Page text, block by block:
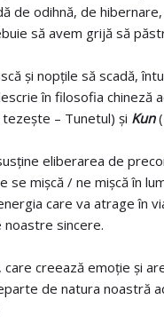
de odihnă, de
să avem grijă să
și nopțile să scadă,
în filosofia chineză
tezește – Tunetul) și Kun
eliberarea de
se mișcă / ne mișcă în
care va atrage în
noastre sincere.
creează emoție și
de natura noastră